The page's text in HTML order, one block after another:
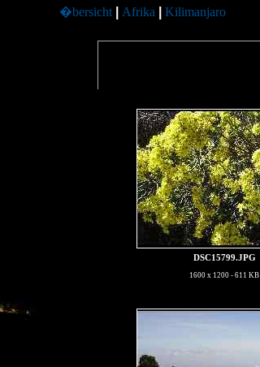
�bersicht Afrika Kilimanjaro
DSC15799.JPG
1600 x 1200 - 611 KB